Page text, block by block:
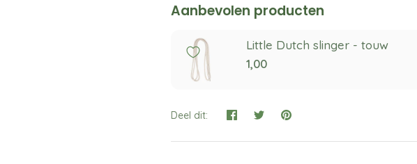
Aanbevolen producten
Little Dutch slinger - touw
1,00
Deel dit: